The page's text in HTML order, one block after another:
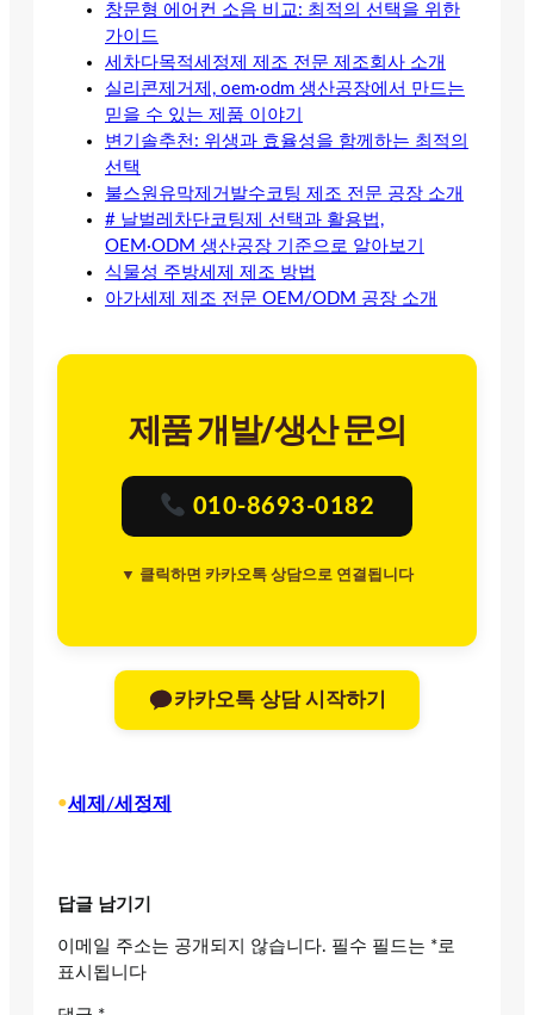
창문형 에어컨 소음 비교: 최적의 선택을 위한
가이드
세차다목적세정제 제조 전문 제조회사 소개
실리콘제거제, oem·odm 생산공장에서 만드는
믿을 수 있는 제품 이야기
변기솔추천: 위생과 효율성을 함께하는 최적의
선택
불스원유막제거발수코팅 제조 전문 공장 소개
# 날벌레차단코팅제 선택과 활용법,
OEM·ODM 생산공장 기준으로 알아보기
식물성 주방세제 제조 방법
아가세제 제조 전문 OEM/ODM 공장 소개
제품 개발/생산 문의
010-8693-0182
▼ 클릭하면 카카오톡 상담으로 연결됩니다
카카오톡 상담 시작하기
•세제/세정제
답글 남기기
이메일 주소는 공개되지 않습니다. 필수 필드는 *로
표시됩니다